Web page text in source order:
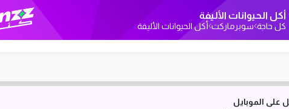
أكل الحيوانات الأليفة
كل حاجة سوبرماركت أكل الحيوانات الأليفة
على الموبايل